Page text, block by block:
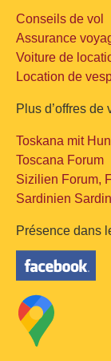
Conseils de vol
Assurance
Voiture de
Location de
Plus d’offres de
Toskana mit
Toscana Forum
Sizilien Forum,
Sardinien
Présence dans